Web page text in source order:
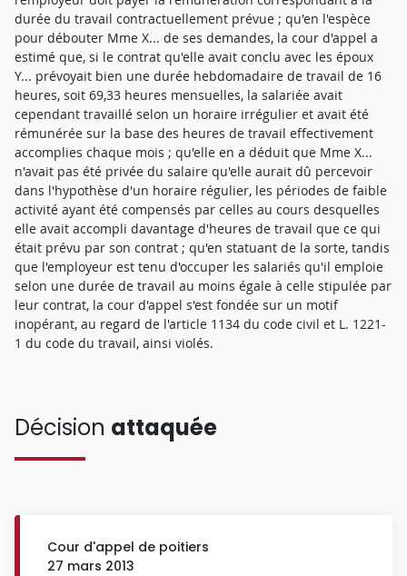
durée du travail contractuellement prévue ; qu'en l'espèce
pour débouter Mme X... de ses demandes, la cour d'appel a
estimé que, si le contrat qu'elle avait conclu avec les époux
Y... prévoyait bien une durée hebdomadaire de travail de 16
heures, soit 69,33 heures mensuelles, la salariée avait
cependant travaillé selon un horaire irrégulier et avait été
rémunérée sur la base des heures de travail effectivement
accomplies chaque mois ; qu'elle en a déduit que Mme X...
n'avait pas été privée du salaire qu'elle aurait dû percevoir
dans l'hypothèse d'un horaire régulier, les périodes de faible
activité ayant été compensés par celles au cours desquelles
elle avait accompli davantage d'heures de travail que ce qui
était prévu par son contrat ; qu'en statuant de la sorte, tandis
que l'employeur est tenu d'occuper les salariés qu'il emploie
selon une durée de travail au moins égale à celle stipulée par
leur contrat, la cour d'appel s'est fondée sur un motif
inopérant, au regard de l'article 1134 du code civil et L. 1221-
1 du code du travail, ainsi violés.
Décision attaquée
Cour d'appel de poitiers
27 mars 2013